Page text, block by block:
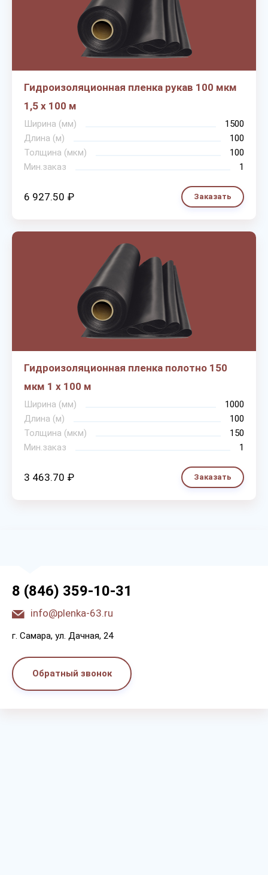
Гидроизоляционная пленка рукав 100 мкм
1,5 х 100 м
Ширина (мм)
1500
Длина (м)
100
Толщина (мкм)
100
Мин.заказ
1
6 927.50 ₽ Заказать
Гидроизоляционная пленка полотно 150
мкм 1 х 100 м
Ширина (мм)
1000
Длина (м)
100
Толщина (мкм)
150
Мин.заказ
1
3 463.70 ₽ Заказать
8 (846) 359-10-31
info@plenka-63.ru
г. Самара, ул. Дачная, 24
Обратный звонок